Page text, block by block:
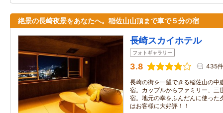
絶景の長崎夜景をあなたへ。稲佐山山頂まで車で５分の宿
長崎スカイホテル
フォトギャラリー
3.8 435件
長崎の街を一望できる稲佐山の中
宿。カップルからファミリー、三
宿。地元の幸をふんだんに使った
はお客様に大好評！！